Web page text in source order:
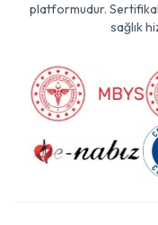
platformudur.
sağlık